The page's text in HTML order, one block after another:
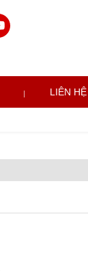
LIÊN HỆ